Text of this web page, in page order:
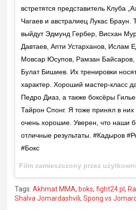
встретятся представитель Клуба
Чагаев и австралиец Лукас Браун.
выйдут Эдмунд Гербер, Висхан
Давтаев, Апти Устарханов, Ислам
Мовсар Юсупов, Рамзан Байсаров,
Булат Бишиев. Их тренировки
характер. Хороший мастер-класс
Педро Диаз, а также боксёры
Тайрон Спонг. Я тоже принял в них
очень хорошие. Уверен, что наши
отличные результаты. #Кадыров
#Бокс
Tags: Akhmat MMA, boks, fight24.pl ,
Shalva Jomardashvili, Spong vs